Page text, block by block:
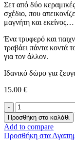
Σετ από δύο
σχέδιο, που
μαγνήτη και
Ένα τρυφερό και
τραβάει πάντα κοντά
για τον άλλον.
Ιδανικό δώρο για
15.00 €
Σετ
Κούπες
-Σε
μαγνητίζω-
ποσότητα
Προσθήκη στο καλάθι
Add to compare
Προσθήκη στα